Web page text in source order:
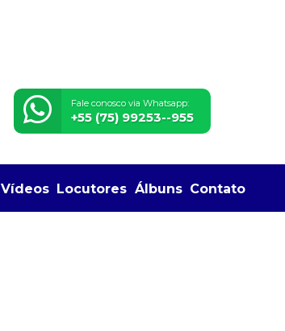
Fale conosco via Whatsapp:
+55 (75) 99253--955
Vídeos Locutores Álbuns Contato